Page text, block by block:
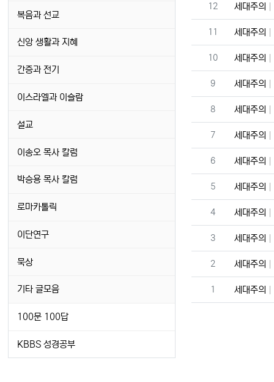
번호
12 세대주의
번호
11 세대주의
번호
10 세대주의
번호
9 세대주의
번호
8 세대주의
번호
7 세대주의
번호
6 세대주의
번호
5 세대주의
번호
4 세대주의
번호
3 세대주의
번호
2 세대주의
번호
1 세대주의
복음과 선교
신앙 생활과 지혜
간증과 전기
이스라엘과 이슬람
설교
이송오 목사 칼럼
박승용 목사 칼럼
로마카톨릭
이단연구
묵상
기타 글모음
100문 100답
KBBS 성경공부